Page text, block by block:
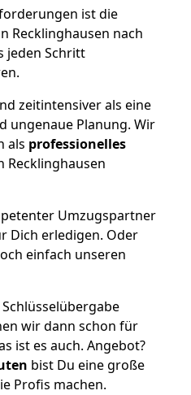
ist die
Recklinghausen nach
jeden Schritt
zeitintensiver als eine
ungenaue Planung. Wir
als professionelles
Recklinghausen
Umzugspartner
Dich erledigen. Oder
einfach unseren
wir dann schon für
ist es auch. Angebot?
bist Du eine große
Profis machen.